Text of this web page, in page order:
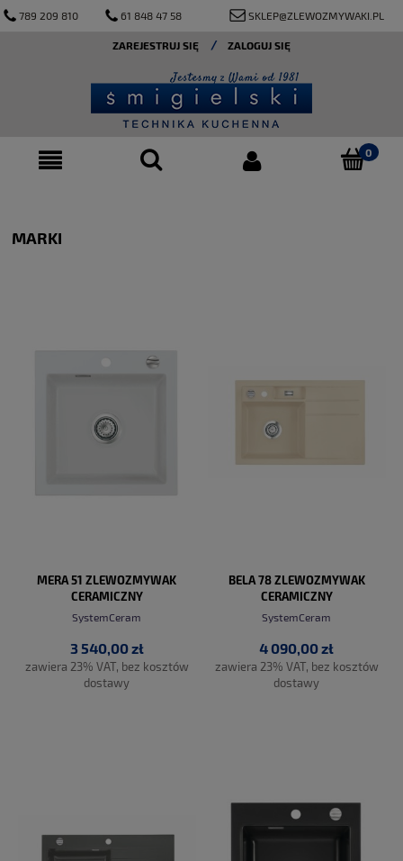
789 209 810 61 848 47 58 SKLEP@ZLEWOZMYWAKI.PL
ZAREJESTRUJ SIĘ ZALOGUJ SIĘ
MARKI
MERA 51 ZLEWOZMYWAK
CERAMICZNY
SystemCeram
3 540,00 zł
zawiera 23% VAT, bez kosztów
dostawy
BELA 78 ZLEWOZMYWAK
CERAMICZNY
SystemCeram
4 090,00 zł
zawiera 23% VAT, bez kosztów
dostawy